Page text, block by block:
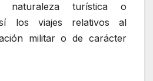
naturaleza turística o
los viajes relativos al
militar o de carácter